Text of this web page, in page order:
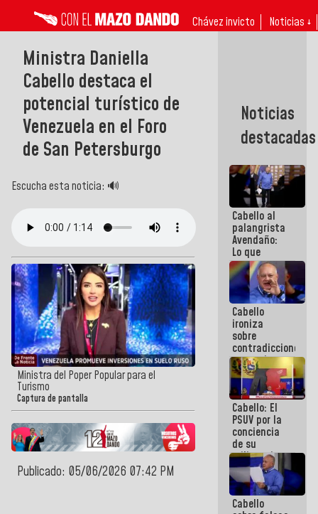
Chávez invicto Noticias ↓
Ministra Daniella
Cabello destaca el
potencial turístico de
Venezuela en el Foro
de San Petersburgo
Escucha esta noticia: 🔊
Ministra del Poper Popular para el
Turismo
Captura de pantalla
Publicado: 05/06/2026 07:42 PM
Noticias
destacadas
Cabello al
palangrista
Avendaño:
Lo que
vayas a
escribir
hazlo hoy
por que no
sabemos si
la semana
que viene
hay
programa
Cabello
ironiza
sobre
contradicciones
y mentiras
de María
Machado:
¡Créanle!
Cabello: El
PSUV por la
conciencia
de su
militancia
es la
organización
política más
sólida de
Cabello